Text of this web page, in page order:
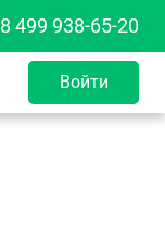
8 499 938-65-20
Войти